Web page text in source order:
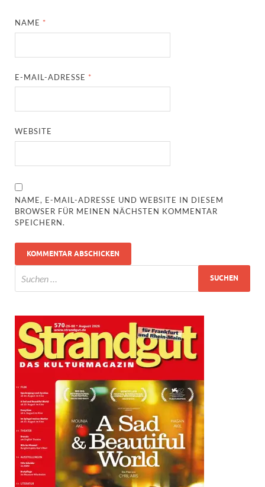
NAME *
E-MAIL-ADRESSE *
WEBSITE
NAME, E-MAIL-ADRESSE UND WEBSITE IN DIESEM
BROWSER FÜR MEINEN NÄCHSTEN KOMMENTAR
SPEICHERN.